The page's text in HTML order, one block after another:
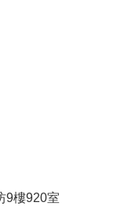
9樓920室